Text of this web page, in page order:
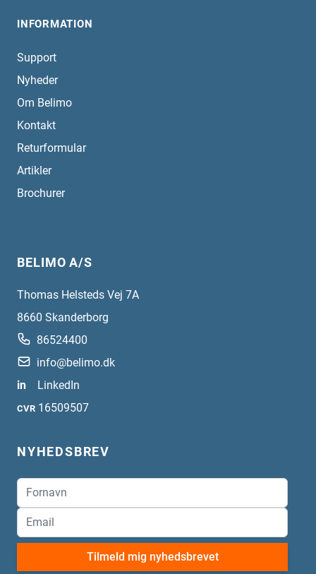
INFORMATION
Support
Nyheder
Om Belimo
Kontakt
Returformular
Artikler
Brochurer
BELIMO A/S
Thomas Helsteds Vej 7A
8660 Skanderborg
86524400
info@belimo.dk
in
LinkedIn
CVR 16509507
NYHEDSBREV
Tilmeld mig nyhedsbrevet